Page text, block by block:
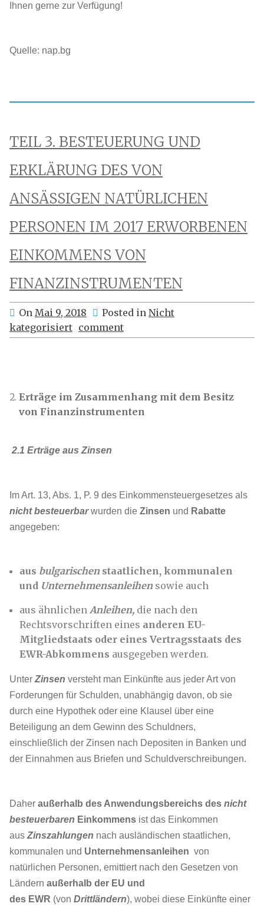
Ihnen gerne zur Verfügung!
Quelle: nap.bg
TEIL 3. BESTEUERUNG UND
ERKLÄRUNG DES VON
ANSÄSSIGEN NATÜRLICHEN
PERSONEN IM 2017 ERWORBENEN
EINKOMMENS VON
FINANZINSTRUMENTEN
On Mai 9, 2018 Posted in Nicht
kategorisiert comment
Erträge im Zusammenhang mit dem Besitz
von Finanzinstrumenten
2.1 Erträge aus Zinsen
Im Art. 13, Abs. 1, P. 9 des Einkommensteuergesetzes als
nicht besteuerbarwurden die Zinsen und Rabatte
angegeben:
aus bulgarischenstaatlichen, kommunalen
und Unternehmensanleihensowie auch
aus ähnlichen Anleihen, die nach den
Rechtsvorschriften eines anderen EU-
Mitgliedstaats oder eines Vertragsstaats des
EWR-Abkommens ausgegeben werden.
Unter Zinsen versteht man Einkünfte aus jeder Art von
Forderungen für Schulden, unabhängig davon, ob sie
durch eine Hypothek oder eine Klausel über eine
Beteiligung an dem Gewinn des Schuldners,
einschließlich der Zinsen nach Depositen in Banken und
der Einnahmen aus Briefen und Schuldverschreibungen.
Daher außerhalb des Anwendungsbereichs des nicht
besteuerbaren Einkommens ist das Einkommen
aus Zinszahlungen nach ausländischen staatlichen,
kommunalen und Unternehmensanleihen von
natürlichen Personen, emittiert nach den Gesetzen von
Ländern außerhalb der EU und
des EWR (von Drittländern), wobei diese Einkünfte einer